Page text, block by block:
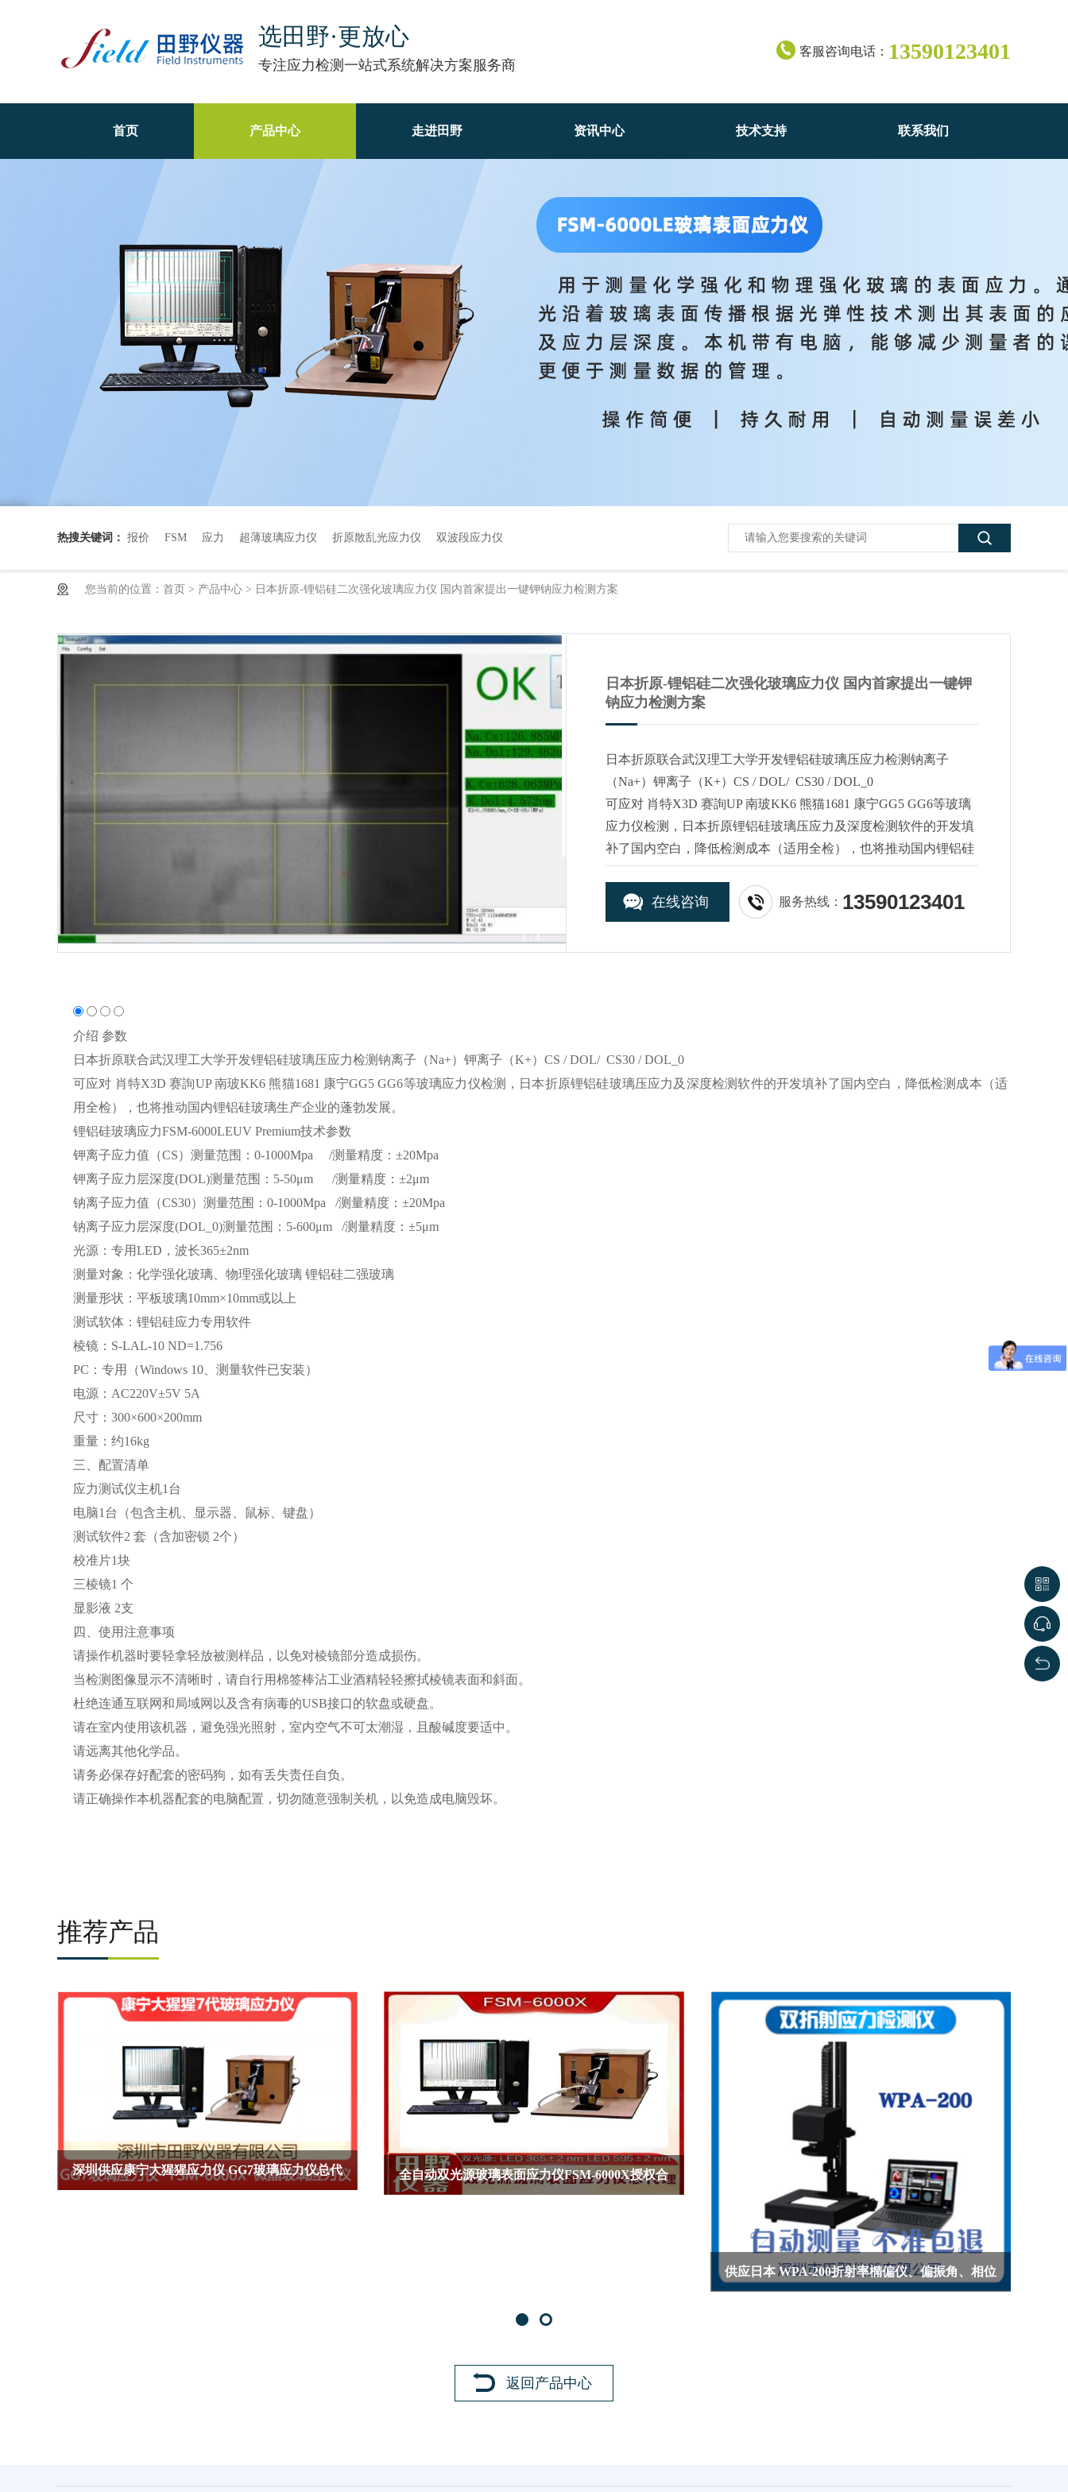
选田野·更放心
专注应力检测一站式系统解决方案服务商
客服咨询电话： 13590123401
首页 产品中心 走进田野 资讯中心 技术支持 联系我们
热搜关键词： 报价 FSM 应力 超薄玻璃应力仪 折原散乱光应力仪 双波段应力仪
您当前的位置： 首页 > 产品中心 > 日本折原-锂铝硅二次强化玻璃应力仪 国内首家提出一键钾钠应力检测方案
1/4
日本折原-锂铝硅二次强化玻璃应力仪 国内首家提出一键钾
钠应力检测方案
日本折原联合武汉理工大学开发锂铝硅玻璃压应力检测钠离子
（Na+）钾离子（K+）CS / DOL/ CS30 / DOL_0
可应对 肖特X3D 赛詢UP 南玻KK6 熊猫1681 康宁GG5 GG6等玻璃
应力仪检测，日本折原锂铝硅玻璃压应力及深度检测软件的开发填
补了国内空白，降低检测成本（适用全检），也将推动国内锂铝硅
玻璃生产企业的蓬勃发展。
在线咨询 服务热线： 13590123401
介绍 参数
日本折原联合武汉理工大学开发锂铝硅玻璃压应力检测钠离子（Na+）钾离子（K+）CS / DOL/ CS30 / DOL_0
可应对 肖特X3D 赛詢UP 南玻KK6 熊猫1681 康宁GG5 GG6等玻璃应力仪检测，日本折原锂铝硅玻璃压应力及深度检测软件的开发填补了国内空白，降低检测成本（适
用全检），也将推动国内锂铝硅玻璃生产企业的蓬勃发展。
锂铝硅玻璃应力FSM-6000LEUV Premium技术参数
钾离子应力值（CS）测量范围：0-1000Mpa /测量精度：±20Mpa
钾离子应力层深度(DOL)测量范围：5-50μm /测量精度：±2μm
钠离子应力值（CS30）测量范围：0-1000Mpa /测量精度：±20Mpa
钠离子应力层深度(DOL_0)测量范围：5-600μm /测量精度：±5μm
光源：专用LED，波长365±2nm
测量对象：化学强化玻璃、物理强化玻璃 锂铝硅二强玻璃
测量形状：平板玻璃10mm×10mm或以上
测试软体：锂铝硅应力专用软件
棱镜：S-LAL-10 ND=1.756
PC：专用（Windows 10、测量软件已安装）
电源：AC220V±5V 5A
尺寸：300×600×200mm
重量：约16kg
三、配置清单
应力测试仪主机1台
电脑1台（包含主机、显示器、鼠标、键盘）
测试软件2 套（含加密锁 2个）
校准片1块
三棱镜1 个
显影液 2支
四、使用注意事项
请操作机器时要轻拿轻放被测样品，以免对棱镜部分造成损伤。
当检测图像显示不清晰时，请自行用棉签棒沾工业酒精轻轻擦拭棱镜表面和斜面。
杜绝连通互联网和局域网以及含有病毒的USB接口的软盘或硬盘。
请在室内使用该机器，避免强光照射，室内空气不可太潮湿，且酸碱度要适中。
请远离其他化学品。
请务必保存好配套的密码狗，如有丢失责任自负。
请正确操作本机器配套的电脑配置，切勿随意强制关机，以免造成电脑毁坏。
推荐产品
仪FSM-6000X授权合
升级康宁五代玻璃Li+与K+和Na+离子发生交换应 康宁五代二次钢化玻璃应力检测仪 FSM-
返回产品中心